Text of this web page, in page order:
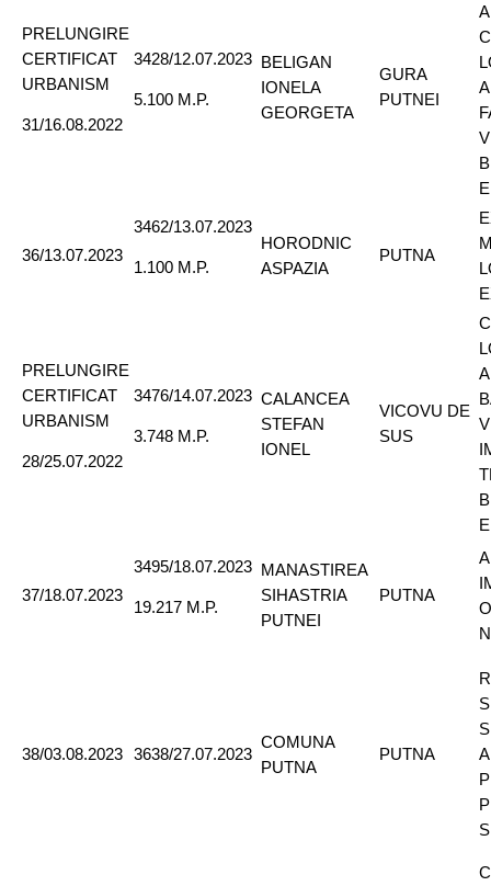
PRELUNGIRE
CERTIFICAT
URBANISM
31/16.08.2022
3428/12.07.2023
5.100 M.P.
BELIGAN
IONELA
GEORGETA
GURA
PUTNEI
36/13.07.2023
3462/13.07.2023
1.100 M.P.
HORODNIC
ASPAZIA
PUTNA
PRELUNGIRE
CERTIFICAT
URBANISM
28/25.07.2022
3476/14.07.2023
3.748 M.P.
CALANCEA
STEFAN
IONEL
VICOVU DE
SUS
37/18.07.2023
3495/18.07.2023
19.217 M.P.
MANASTIREA
SIHASTRIA
PUTNEI
PUTNA
38/03.08.2023 3638/27.07.2023
COMUNA
PUTNA
PUTNA